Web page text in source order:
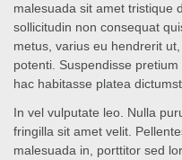
malesuada sit amet tristique
sollicitudin non consequat
metus, varius eu hendrerit
potenti. Suspendisse
hac habitasse platea dictumst.
In vel vulputate leo. Nulla
fringilla sit amet velit.
malesuada in, porttitor sed